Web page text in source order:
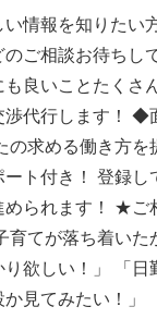
い情報を知りたい
ご相談お待ちし
も良いことたく
代行します！ ◆
の求める働き方
ート付き！ 登録
められます！ ★ご
育てが落ち着い
り欲しい！」 「
見てみたい！」